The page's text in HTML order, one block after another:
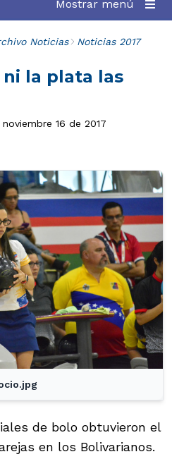
Mostrar menú
Noticias Noticias 2017
ni la plata las
16 de 2017
de bolo obtuvieron el
en los Bolivarianos.